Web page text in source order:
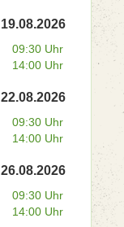
19.08.2026
09:30 Uhr
14:00 Uhr
22.08.2026
09:30 Uhr
14:00 Uhr
26.08.2026
09:30 Uhr
14:00 Uhr